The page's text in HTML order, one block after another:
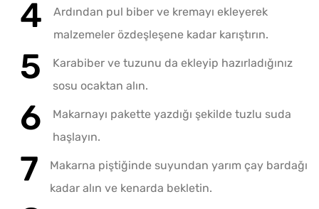
Ardından pul biber ve kremayı ekleyerek
malzemeler özdeşleşene kadar karıştırın.
Karabiber ve tuzunu da ekleyip hazırladığınız
sosu ocaktan alın.
Makarnayı pakette yazdığı şekilde tuzlu suda
haşlayın.
Makarna piştiğinde suyundan yarım çay bardağı
kadar alın ve kenarda bekletin.